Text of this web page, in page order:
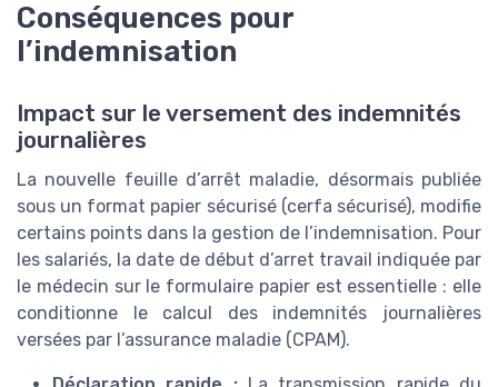
Conséquences pour
l’indemnisation
Impact sur le versement des indemnités
journalières
La nouvelle feuille d’arrêt maladie, désormais publiée
sous un format papier sécurisé (cerfa sécurisé), modifie
certains points dans la gestion de l’indemnisation. Pour
les salariés, la date de début d’arret travail indiquée par
le médecin sur le formulaire papier est essentielle : elle
conditionne le calcul des indemnités journalières
versées par l’assurance maladie (CPAM).